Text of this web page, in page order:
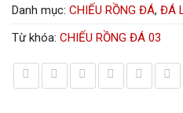
Danh mục: CHIẾU RỒNG ĐÁ, ĐÁ
Từ khóa: CHIẾU RỒNG ĐÁ 03